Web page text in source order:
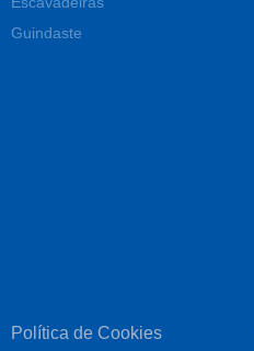
Guindaste
Política de Cookies